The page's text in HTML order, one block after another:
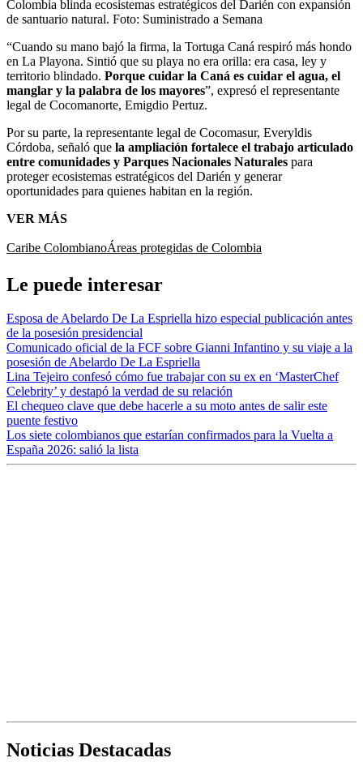
Colombia blinda ecosistemas estratégicos del Darién con expansión
de santuario natural. Foto: Suministrado a Semana
“Cuando su mano bajó la firma, la Tortuga Caná respiró más hondo
en La Playona. Sintió que su playa no era orilla: era casa, ley y
territorio blindado. Porque cuidar la Caná es cuidar el agua, el
manglar y la palabra de los mayores”, expresó el representante
legal de Cocomanorte, Emigdio Pertuz.
Por su parte, la representante legal de Cocomasur, Everyldis
Córdoba, señaló que la ampliación fortalece el trabajo articulado
entre comunidades y Parques Nacionales Naturales para
proteger ecosistemas estratégicos del Darién y generar
oportunidades para quienes habitan en la región.
VER MÁS
Caribe ColombianoÁreas protegidas de Colombia
Le puede interesar
Esposa de Abelardo De La Espriella hizo especial publicación antes
de la posesión presidencial
Comunicado oficial de la FCF sobre Gianni Infantino y su viaje a la
posesión de Abelardo De La Espriella
Lina Tejeiro confesó cómo fue trabajar con su ex en ‘MasterChef
Celebrity’ y destapó la verdad de su relación
El chequeo clave que debe hacerle a su moto antes de salir este
puente festivo
Los siete colombianos que estarían confirmados para la Vuelta a
España 2026: salió la lista
Noticias Destacadas